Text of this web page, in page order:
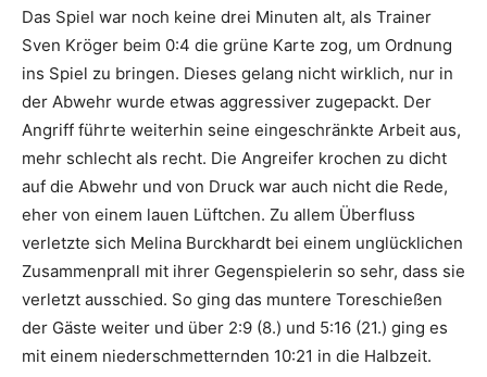
Das Spiel war noch keine drei Minuten alt, als Trainer
Sven Kröger beim 0:4 die grüne Karte zog, um Ordnung
ins Spiel zu bringen. Dieses gelang nicht wirklich, nur in
der Abwehr wurde etwas aggressiver zugepackt. Der
Angriff führte weiterhin seine eingeschränkte Arbeit aus,
mehr schlecht als recht. Die Angreifer krochen zu dicht
auf die Abwehr und von Druck war auch nicht die Rede,
eher von einem lauen Lüftchen. Zu allem Überfluss
verletzte sich Melina Burckhardt bei einem unglücklichen
Zusammenprall mit ihrer Gegenspielerin so sehr, dass sie
verletzt ausschied. So ging das muntere Toreschießen
der Gäste weiter und über 2:9 (8.) und 5:16 (21.) ging es
mit einem niederschmetternden 10:21 in die Halbzeit.